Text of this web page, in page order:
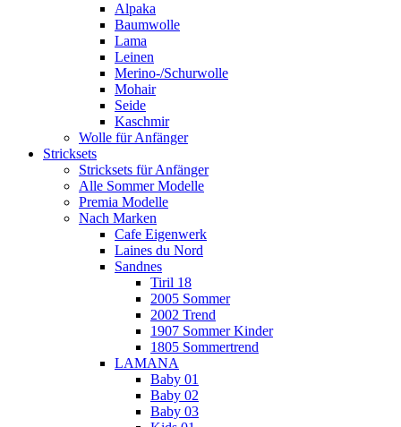
Alpaka
Baumwolle
Lama
Leinen
Merino-/Schurwolle
Mohair
Seide
Kaschmir
Wolle für Anfänger
Stricksets
Stricksets für Anfänger
Alle Sommer Modelle
Premia Modelle
Nach Marken
Cafe Eigenwerk
Laines du Nord
Sandnes
Tiril 18
2005 Sommer
2002 Trend
1907 Sommer Kinder
1805 Sommertrend
LAMANA
Baby 01
Baby 02
Baby 03